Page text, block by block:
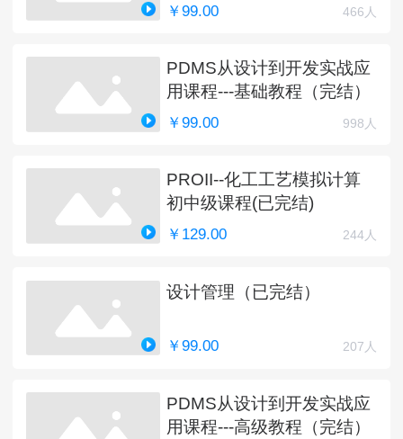
￥99.00 466人
PDMS从设计到开发实战应
用课程---基础教程（完结）
￥99.00 998人
PROII--化工工艺模拟计算
初中级课程(已完结)
￥129.00 244人
设计管理（已完结）
￥99.00 207人
PDMS从设计到开发实战应
用课程---高级教程（完结）